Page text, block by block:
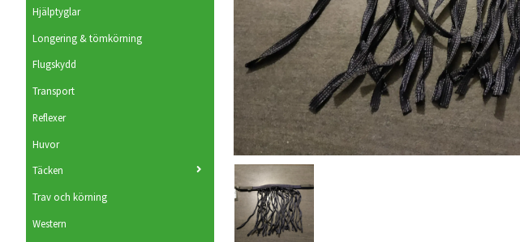
Hjälptyglar
Longering & tömkörning
Flugskydd
Transport
Reflexer
Huvor
Täcken
Trav och körning
Western